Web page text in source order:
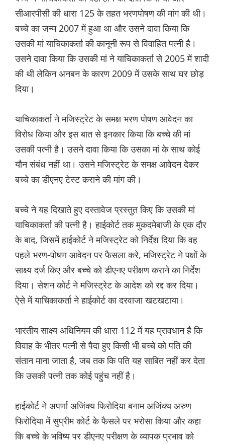
सीआरपीसी की धारा 125 के तहत भरणपोषण की मांग की थी।
बच्चे का जन्म 2007 में हुआ था और उसने दावा किया कि
उसकी मां याचिकाकर्ता की कानूनी रूप से विवाहित पत्नी है।
उसने दावा किया कि उसकी मां ने याचिकाकर्ता से 2005 में शादी
की थी लेकिन अनबन के कारण 2009 में उसके साथ घर छोड़
दिया।
याचिकाकर्ता ने मजिस्ट्रेट के समक्ष भरण पोषण आवेदन का
विरोध किया और इस बात से इनकार किया कि बच्चे की मां
उसकी पत्नी है। उसने दावा किया कि उसका मां के साथ कोई
यौन संबंध नहीं था। उसने मजिस्ट्रेट के समक्ष आवेदन देकर
बच्चे का डीएनए टेस्ट कराने की मांग की।
बच्चे ने यह दिखाते हुए दस्तावेज प्रस्तुत किए कि उसकी मां
याचिकाकर्ता की पत्नी है। हाईकोर्ट तक मुकदमेबाजी के एक दौर
के बाद, जिसमें हाईकोर्ट ने मजिस्ट्रेट को निर्देश दिया कि वह
पहले भरण-पोषण आवेदन पर फैसला करे, मजिस्ट्रेट ने पक्षों के
साक्ष्य दर्ज किए और बच्चे को डीएनए परीक्षण कराने का निर्देश
दिया। सेशन कोर्ट ने मजिस्ट्रेट के आदेश को रद्द कर दिया।
ऐसे में याचिकाकर्ता ने हाईकोर्ट का दरवाजा खटखटाया।
भारतीय साक्ष्य अधिनियम की धारा 112 में यह प्रावधान है कि
विवाह के भीतर पत्नी से पैदा हुए किसी भी बच्चे को पति की
संतान माना जाता है, जब तक कि पति यह साबित नहीं कर देता
कि उसकी पत्नी तक कोई पहुंच नहीं है।
हाईकोर्ट ने अपर्णा अजिंक्य फिरोदिया बनाम अजिंक्य अरुण
फिरोदिया में सुप्रीम कोर्ट के फैसले पर भरोसा किया और कहा
कि बच्चे के भविष्य पर डीएनए परीक्षण के व्यापक प्रभाव को